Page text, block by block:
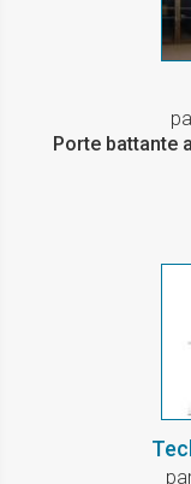
Porte battante